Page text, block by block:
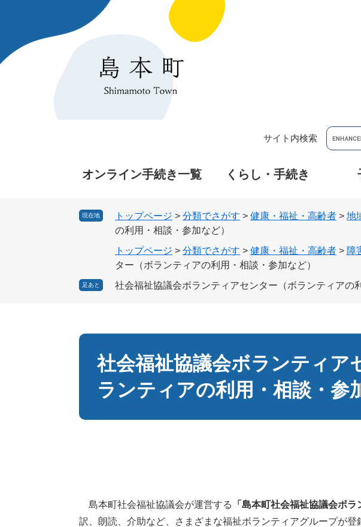
先
を
サイト内検索
オンライン手続き一覧 くらし・手続き
現在地 トップページ > 分類でさがす > 健康・福祉・高齢者 > 地
の利用・相談・参加など）
トップページ > 分類でさがす > 健康・福祉・高齢者 > 障
ター（ボランティアの利用・相談・参加など）
足あと 社会福祉協議会ボランティアセンター（ボランティアの
社会福祉協議会ボランティア
ランティアの利用・相談・参
島本町社会福祉協議会が運営する 「島本町社会福祉協議会ボラ
訳、朗読、介助など、さまざまな福祉ボランティアグループが登